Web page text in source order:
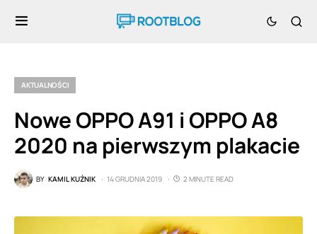
AKTUALNOŚCI
Nowe OPPO A91 i OPPO A8
2020 na pierwszym plakacie
BY KAMIL KUŹNIK 14 GRUDNIA 2019 2 MINUTE READ